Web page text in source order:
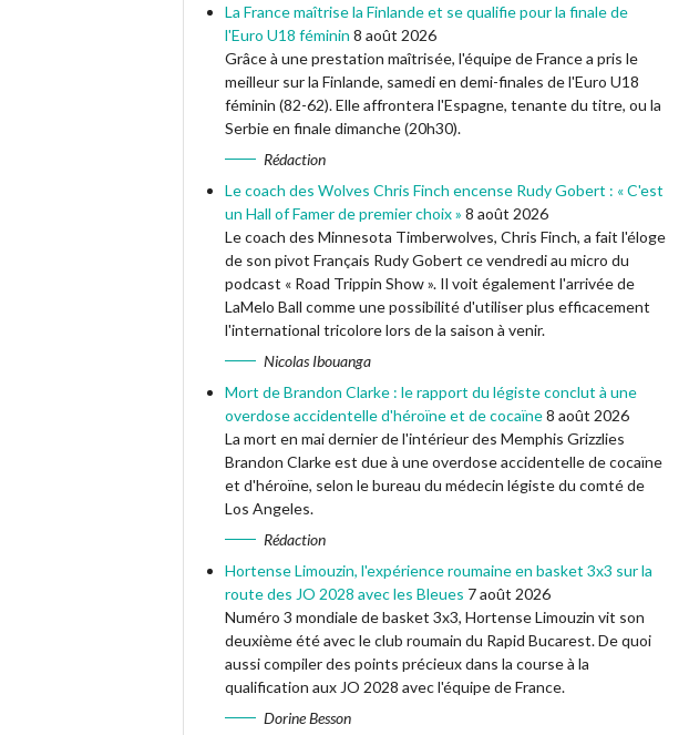
La France maîtrise la Finlande et se qualifie pour la finale de
l'Euro U18 féminin 8 août 2026
Grâce à une prestation maîtrisée, l'équipe de France a pris le
meilleur sur la Finlande, samedi en demi-finales de l'Euro U18
féminin (82-62). Elle affrontera l'Espagne, tenante du titre, ou la
Serbie en finale dimanche (20h30).
Rédaction
Le coach des Wolves Chris Finch encense Rudy Gobert : « C'est
un Hall of Famer de premier choix » 8 août 2026
Le coach des Minnesota Timberwolves, Chris Finch, a fait l'éloge
de son pivot Français Rudy Gobert ce vendredi au micro du
podcast « Road Trippin Show ». Il voit également l'arrivée de
LaMelo Ball comme une possibilité d'utiliser plus efficacement
l'international tricolore lors de la saison à venir.
Nicolas Ibouanga
Mort de Brandon Clarke : le rapport du légiste conclut à une
overdose accidentelle d'héroïne et de cocaïne 8 août 2026
La mort en mai dernier de l'intérieur des Memphis Grizzlies
Brandon Clarke est due à une overdose accidentelle de cocaïne
et d'héroïne, selon le bureau du médecin légiste du comté de
Los Angeles.
Rédaction
Hortense Limouzin, l'expérience roumaine en basket 3x3 sur la
route des JO 2028 avec les Bleues 7 août 2026
Numéro 3 mondiale de basket 3x3, Hortense Limouzin vit son
deuxième été avec le club roumain du Rapid Bucarest. De quoi
aussi compiler des points précieux dans la course à la
qualification aux JO 2028 avec l'équipe de France.
Dorine Besson